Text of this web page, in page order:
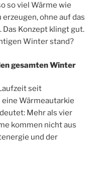
so viel Wärme wie
ohne auf das
Konzept klingt gut.
Winter stand?
gesamten Winter
seit
Wärmeautarkie
Mehr als vier
kommen nicht aus
und der